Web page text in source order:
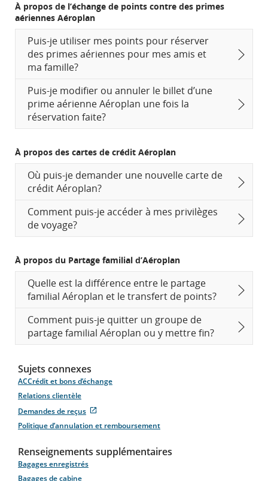
À propos de l’échange de points contre des primes
aériennes Aéroplan
Puis-je utiliser mes points pour réserver
des primes aériennes pour mes amis et
ma famille?
Puis-je modifier ou annuler le billet d’une
prime aérienne Aéroplan une fois la
réservation faite?
À propos des cartes de crédit Aéroplan
Où puis-je demander une nouvelle carte de
crédit Aéroplan?
Comment puis-je accéder à mes privilèges
de voyage?
À propos du Partage familial d’Aéroplan
Quelle est la différence entre le partage
familial Aéroplan et le transfert de points?
Comment puis-je quitter un groupe de
partage familial Aéroplan ou y mettre fin?
Sujets connexes
ACCrédit et bons d’échange
Relations clientèle
Demandes de reçus
externe
ne
pas
Politique d’annulation et remboursement
Renseignements supplémentaires
Bagages enregistrés
Bagages de cabine